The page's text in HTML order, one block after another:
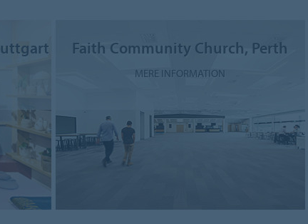
Faith Community Church, Perth
MERE INFORMATION